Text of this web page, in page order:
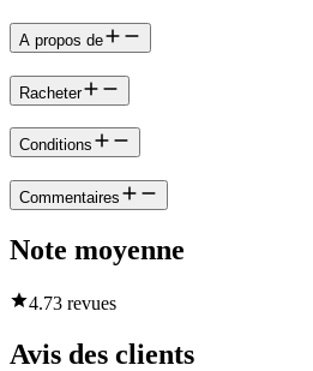
A propos de
Racheter
Conditions
Commentaires
Note moyenne
4.73 revues
Avis des clients